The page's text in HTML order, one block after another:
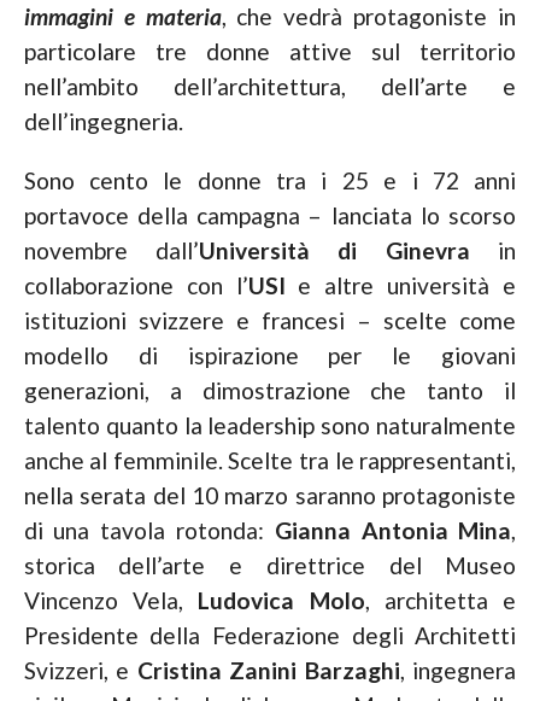
immagini e materia, che vedrà protagoniste in
particolare tre donne attive sul territorio
nell’ambito dell’architettura, dell’arte e
dell’ingegneria.
Sono cento le donne tra i 25 e i 72 anni
portavoce della campagna – lanciata lo scorso
novembre dall’Università di Ginevra in
collaborazione con l’USI e altre università e
istituzioni svizzere e francesi – scelte come
modello di ispirazione per le giovani
generazioni, a dimostrazione che tanto il
talento quanto la leadership sono naturalmente
anche al femminile. Scelte tra le rappresentanti,
nella serata del 10 marzo saranno protagoniste
di una tavola rotonda: Gianna Antonia Mina,
storica dell’arte e direttrice del Museo
Vincenzo Vela, Ludovica Molo, architetta e
Presidente della Federazione degli Architetti
Svizzeri, e Cristina Zanini Barzaghi, ingegnera